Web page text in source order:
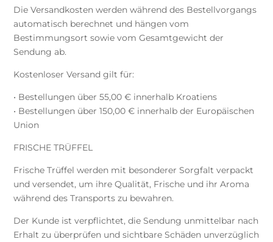
Die Versandkosten werden während des Bestellvorgangs
automatisch berechnet und hängen vom
Bestimmungsort sowie vom Gesamtgewicht der
Sendung ab.
Kostenloser Versand gilt für:
• Bestellungen über 55,00 € innerhalb Kroatiens
• Bestellungen über 150,00 € innerhalb der Europäischen
Union
FRISCHE TRÜFFEL
Frische Trüffel werden mit besonderer Sorgfalt verpackt
und versendet, um ihre Qualität, Frische und ihr Aroma
während des Transports zu bewahren.
Der Kunde ist verpflichtet, die Sendung unmittelbar nach
Erhalt zu überprüfen und sichtbare Schäden unverzüglich